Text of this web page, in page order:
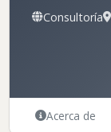
Consultoría
Acerca de